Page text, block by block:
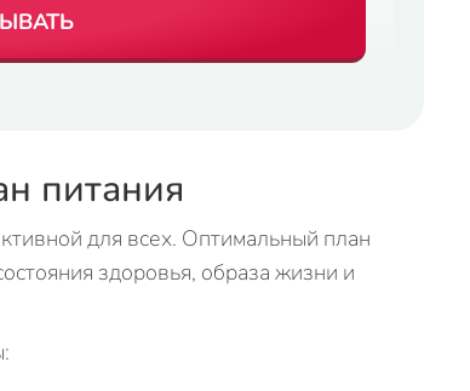
питания
для всех. Оптимальный план
здоровья, образа жизни и